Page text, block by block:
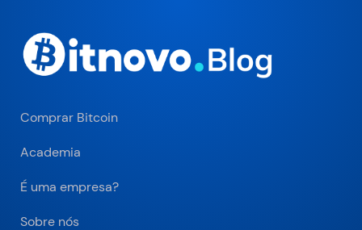
Comprar Bitcoin
Academia
É uma empresa?
Sobre nós